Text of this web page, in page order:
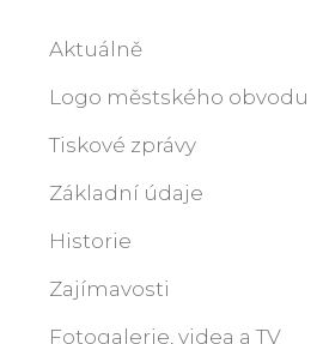
Aktuálně
Logo městského obvodu
Tiskové zprávy
Základní údaje
Historie
Zajímavosti
Fotogalerie, videa a TV